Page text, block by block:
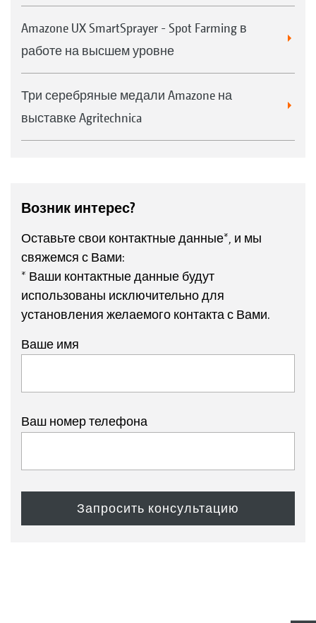
Amazone UX SmartSprayer - Spot Farming в
работе на высшем уровне
Три серебряные медали Amazone на
выставке Agritechnica
Возник интерес?
Оставьте свои контактные данные*, и мы
свяжемся с Вами:
* Ваши контактные данные будут
использованы исключительно для
установления желаемого контакта с Вами.
Ваше имя
Ваш номер телефона